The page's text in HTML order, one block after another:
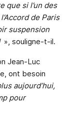
que si l’un des
de Paris
suspension
», souligne-t-il.
Jean-Luc
ont besoin
aujourd’hui,
pour